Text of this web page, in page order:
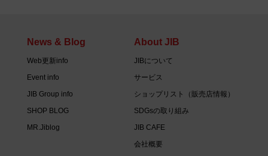
News & Blog
Web更新info
Event info
JIB Group info
SHOP BLOG
MR.Jiblog
About JIB
JIBについて
サービス
ショップリスト（販売店情報）
SDGsの取り組み
JIB CAFE
会社概要